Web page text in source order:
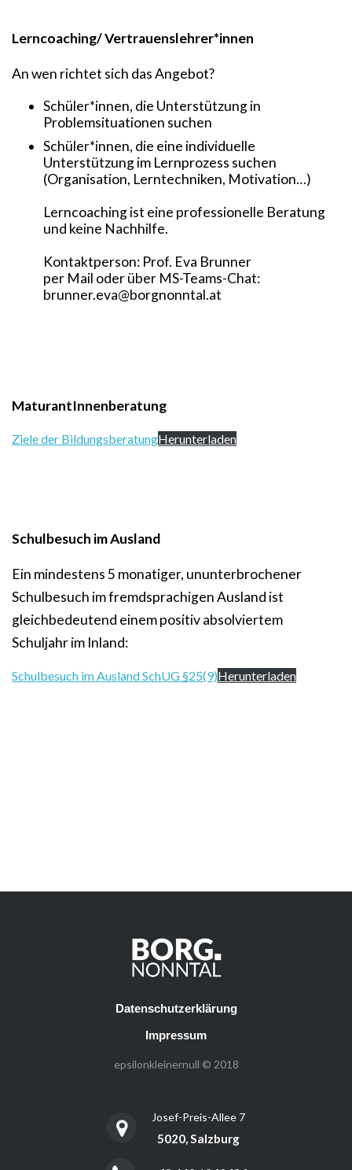
Lerncoaching/ Vertrauenslehrer*innen
An wen richtet sich das Angebot?
Schüler*innen, die Unterstützung in
Problemsituationen suchen
Schüler*innen, die eine individuelle
Unterstützung im Lernprozess suchen
(Organisation, Lerntechniken, Motivation…)
Lerncoaching ist eine professionelle Beratung
und keine Nachhilfe.
Kontaktperson: Prof. Eva Brunner
per Mail oder über MS-Teams-Chat:
brunner.eva@borgnonntal.at
MaturantInnenberatung
Ziele der BildungsberatungHerunterladen
Schulbesuch im Ausland
Ein mindestens 5 monatiger, ununterbrochener
Schulbesuch im fremdsprachigen Ausland ist
gleichbedeutend einem positiv absolviertem
Schuljahr im Inland:
Schulbesuch im Ausland SchUG §25(9)Herunterladen
Datenschutzerklärung
Impressum
epsilonkleinernull © 2018
Josef-Preis-Allee 7
5020, Salzburg